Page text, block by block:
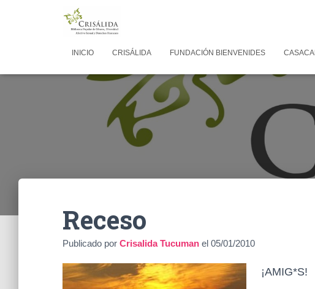
INICIO CRISÁLIDA FUNDACIÓN BIENVENIDES
Receso
Publicado por Crisalida Tucuman el 05/01/2010
¡AMIG*S!